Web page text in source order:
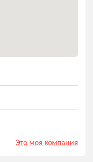
Это моя компания